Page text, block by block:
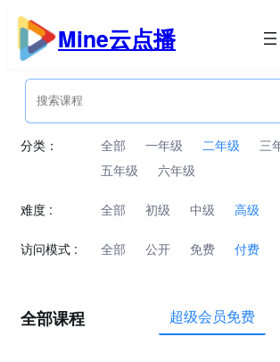
跳
内
Mine云点播
分类： 全部 一年级 二年级 三
五年级
六年级
难度 : 全部 初级 中级 高级
访问模式 : 全部 公开 免费 付费
全部课程 超级会员免费